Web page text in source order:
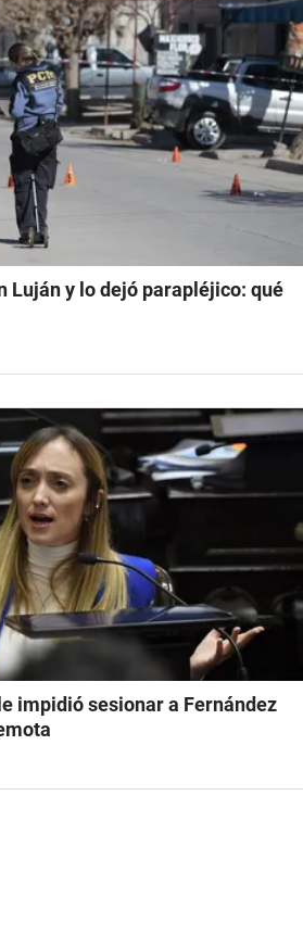
Luján y lo dejó parapléjico: qué
impidió sesionar a Fernández